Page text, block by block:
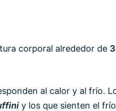
corporal alrededor de
al calor y al frío.
y los que sienten el frío